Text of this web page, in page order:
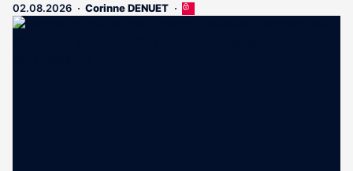
02.08.2026 Corinne DENUET
Cet